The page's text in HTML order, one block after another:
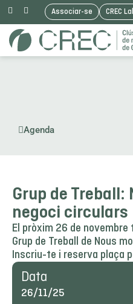
Vés
al
Associar-se CREC
Agenda
Grup de Treball:
negoci circulars
El pròxim 26 de
Grup de Treball de Nous
Inscriu-te i reserva plaça
Data
26/11/25